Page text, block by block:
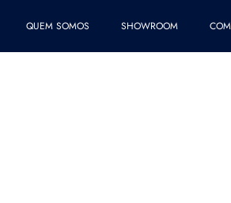
QUEM SOMOS SHOWROOM